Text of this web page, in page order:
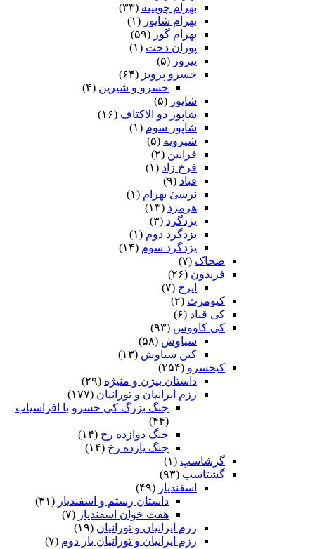
بهرام چوبینه (۳۳)
بهرام شاپور (۱)
بهرام گور (۵۹)
پوران دخت (۱)
پیروز (۵)
خسرو پرویز (۶۴)
خسرو و شیرین (۴)
شاپور (۵)
شاپور ذو الاکتاف (۱۶)
شاپور سوم‏ (۱)
شیرویه (۵)
فرایین (۲)
فرخ زاد (۱)
قباد (۹)
نرسئ بهرام‏ (۱)
هرمزد (۱۳)
یزدگرد (۳)
یزدگرد دوم (۱)
یزدگرد سوم (۱۴)
ضحاک (۷)
فریدون (۲۶)
ایرج (۷)
کیومرث (۲)
کی قباد (۶)
کی کاووس (۹۳)
سیاوش (۵۸)
کین سیاوش (۱۳)
کیخسرو (۲۵۴)
داستان بیژن و منیژه (۲۹)
رزم ایرانیان و تورانیان (۱۷۷)
جنگ بزرگ کی خسرو با افراسیاب
(۴۴)
جنگ دوازده رخ (۱۴)
جنگ یازده رخ (۱۴)
گرشاسپ (۱)
گشتاسب (۹۳)
اسفندیار (۴۹)
داستان رستم و اسفندیار (۳۱)
هفت خوان اسفندیار (۷)
رزم ایرانیان و تورانیان (۱۹)
رزم ایرانیان و تورانیان بار دوم (۷)